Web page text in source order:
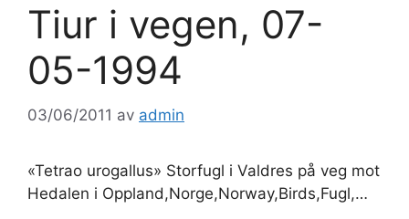
Tiur i vegen, 07-
05-1994
03/06/2011 av admin
«Tetrao urogallus» Storfugl i Valdres på veg mot
Hedalen i Oppland,Norge,Norway,Birds,Fugl,…